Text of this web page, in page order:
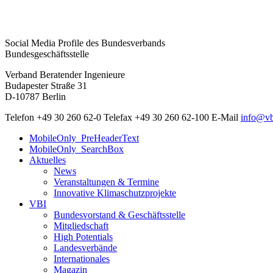
Social Media Profile des Bundesverbands
Bundesgeschäftsstelle
Verband Beratender Ingenieure
Budapester Straße 31
D-10787 Berlin
Telefon +49 30 260 62-0 Telefax +49 30 260 62-100 E-Mail
MobileOnly_PreHeaderText
MobileOnly_SearchBox
Aktuelles
News
Veranstaltungen & Termine
Innovative Klimaschutzprojekte
VBI
Bundesvorstand & Geschäftsstelle
Mitgliedschaft
High Potentials
Landesverbände
Internationales
Magazin